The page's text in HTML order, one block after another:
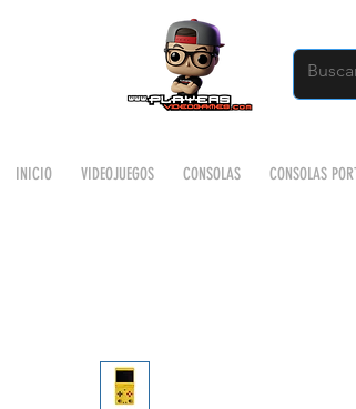
INICIO VIDEOJUEGOS CONSOLAS CONSOLAS